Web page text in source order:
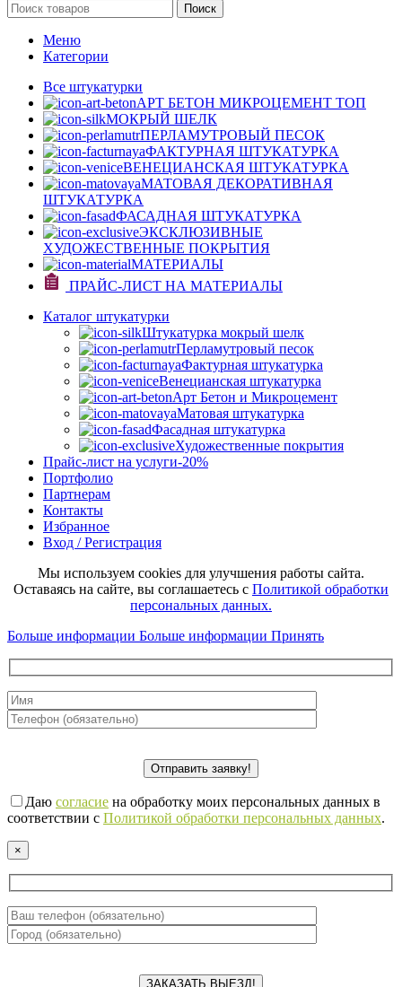
Поиск
Меню
Категории
Все штукатурки
АРТ БЕТОН МИКРОЦЕМЕНТ ТОП
МОКРЫЙ ШЕЛК
ПЕРЛАМУТРОВЫЙ ПЕСОК
ФАКТУРНАЯ ШТУКАТУРКА
ВЕНЕЦИАНСКАЯ ШТУКАТУРКА
МАТОВАЯ ДЕКОРАТИВНАЯ
ШТУКАТУРКА
ФАСАДНАЯ ШТУКАТУРКА
ЭКСКЛЮЗИВНЫЕ
ХУДОЖЕСТВЕННЫЕ ПОКРЫТИЯ
МАТЕРИАЛЫ
ПРАЙС-ЛИСТ НА МАТЕРИАЛЫ
Каталог штукатурки
Штукатурка мокрый шелк
Перламутровый песок
Фактурная штукатурка
Венецианская штукатурка
Арт Бетон и Микроцемент
Матовая штукатурка
Фасадная штукатурка
Художественные покрытия
Прайс-лист на услуги-20%
Портфолио
Партнерам
Контакты
Избранное
Вход / Регистрация
Мы используем cookies для улучшения работы сайта.
Оставаясь на сайте, вы соглашаетесь с Политикой обработки
персональных данных.
Больше информации Больше информации Принять
Даю согласие на обработку моих персональных данных в
соответствии с Политикой обработки персональных данных.
×